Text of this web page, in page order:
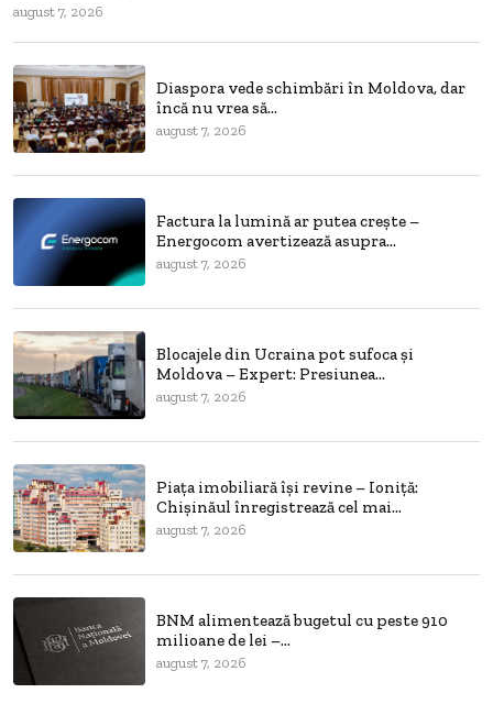
august 7, 2026
Diaspora vede schimbări în Moldova, dar
încă nu vrea să...
august 7, 2026
Factura la lumină ar putea crește –
Energocom avertizează asupra...
august 7, 2026
Blocajele din Ucraina pot sufoca și
Moldova – Expert: Presiunea...
august 7, 2026
Piața imobiliară își revine – Ioniță:
Chișinăul înregistrează cel mai...
august 7, 2026
BNM alimentează bugetul cu peste 910
milioane de lei –...
august 7, 2026